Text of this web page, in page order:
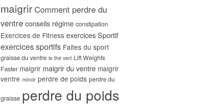
maigrirComment perdre du
ventreconseils régime constipation
Exercices de Fitness exercices Sportif
exercices sportifs Faites du sport
graisse du ventre le thé vert Lift Weights
Faster maigrir maigrir du ventre maigrir
ventre mincir perdre de poids perdre du
graisse perdre du poids